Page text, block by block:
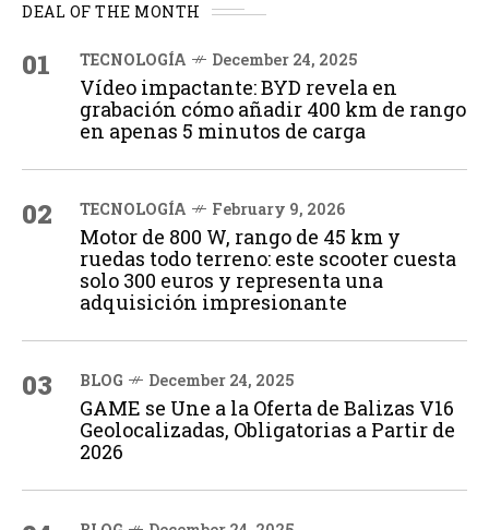
DEAL OF THE MONTH
01 TECNOLOGÍA December 24, 2025
Vídeo impactante: BYD revela en
grabación cómo añadir 400 km de rango
en apenas 5 minutos de carga
02 TECNOLOGÍA February 9, 2026
Motor de 800 W, rango de 45 km y
ruedas todo terreno: este scooter cuesta
solo 300 euros y representa una
adquisición impresionante
03 BLOG December 24, 2025
GAME se Une a la Oferta de Balizas V16
Geolocalizadas, Obligatorias a Partir de
2026